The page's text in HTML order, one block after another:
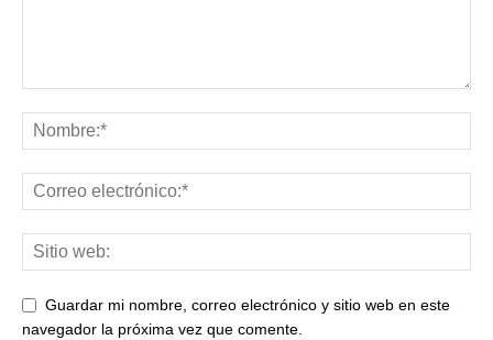
Guardar mi nombre, correo electrónico y sitio web en este
navegador la próxima vez que comente.